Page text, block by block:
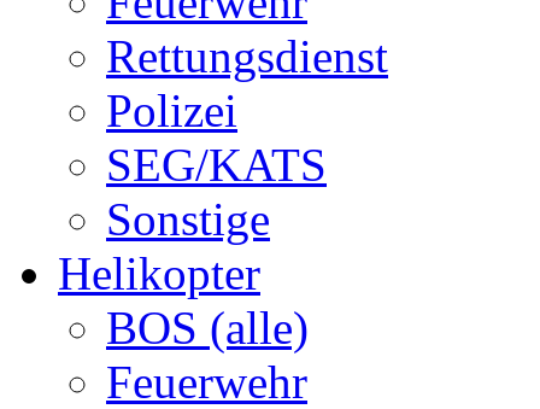
Rettungsdienst
Polizei
SEG/KATS
Sonstige
Helikopter
BOS (alle)
Feuerwehr